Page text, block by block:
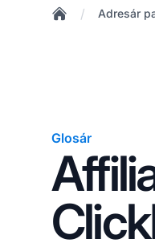
/ Adresár
Glosár